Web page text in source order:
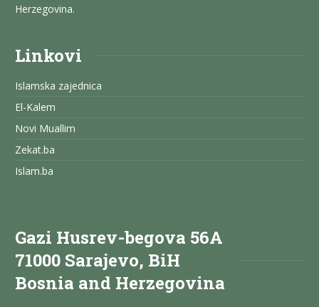
Herzegovina.
Linkovi
Islamska zajednica
El-Kalem
Novi Muallim
Zekat.ba
Islam.ba
Gazi Husrev-begova 56A
71000 Sarajevo, BiH
Bosnia and Herzegovina